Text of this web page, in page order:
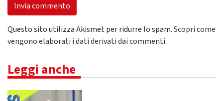
Questo sito utilizza Akismet per ridurre lo spam.Scopri come
vengono elaborati i dati derivati dai commenti.
Leggi anche